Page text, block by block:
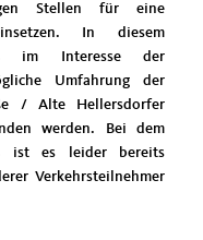
Stellen für eine
In diesem
im Interesse der
Umfahrung der
/ Alte Hellersdorfer
werden. Bei dem
ist es leider bereits
Verkehrsteilnehmer